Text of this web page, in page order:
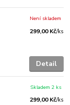
299,00 Kč/ks
Není skladem
Detail
299,00 Kč/ks
Skladem 2 ks